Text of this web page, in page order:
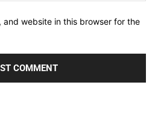
and website in this browser for the